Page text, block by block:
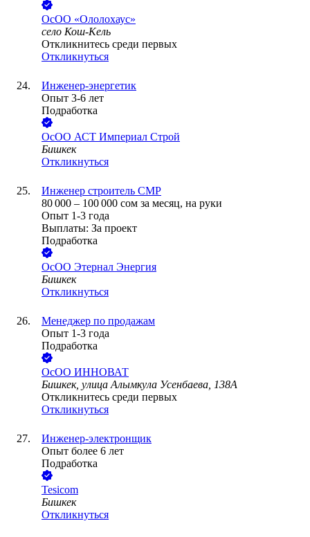
ОсОО «Ололохаус»
село Кош-Кель
Откликнитесь среди первых
Откликнуться
Инженер-энергетик
Опыт 3-6 лет
Подработка
ОсОО АСТ Империал Строй
Бишкек
Откликнуться
Инженер строитель СМР
80 000 – 100 000 сом за месяц, на руки
Опыт 1-3 года
Выплаты: За проект
Подработка
ОсОО Этернал Энергия
Бишкек
Откликнуться
Менеджер по продажам
Опыт 1-3 года
Подработка
ОсОО ИННОВАТ
Бишкек, улица Алымкула Усенбаева, 138А
Откликнитесь среди первых
Откликнуться
Инженер-электронщик
Опыт более 6 лет
Подработка
Tesicom
Бишкек
Откликнуться